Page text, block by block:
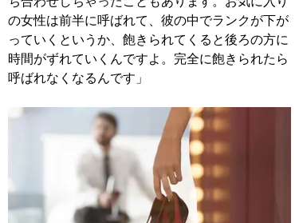
の女性は前半に呼ばれて、彼の中でランクが下が
っていくというか、飽きられてくると後ろの方に
時間がずれていくんですよ。完全に飽きられたら
呼ばれなくなるんです」